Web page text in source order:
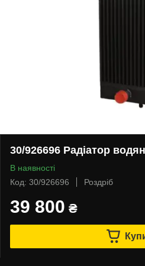
30/926696 Радіатор
В наявності
Код: 30/926696
Роздріб
39 800 ₴